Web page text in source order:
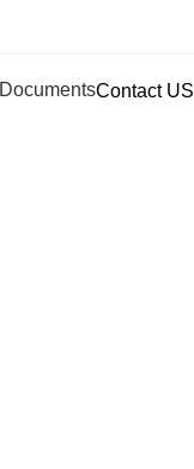
DocumentsContact US